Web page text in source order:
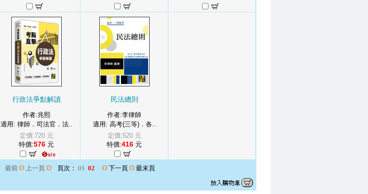
行政法爭點解讀
作者:兆熙
適用: 律師．司法官．法..
定價:720 元
特價:576 元
民法總則
作者:李律師
適用: 高考(三等)．各..
定價:520 元
特價:416 元
最前 上一頁 頁次： 01 02 下一頁 最末頁